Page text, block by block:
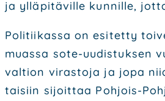
ja yllä­pi­tä­vil­le kun­nil­le,
Poli­tii­kas­sa on esi­tet­ty
muas­sa sote-uudis­tuk­sen
val­tion viras­to­ja ja jopa
tai­siin sijoit­taa Poh­jois-